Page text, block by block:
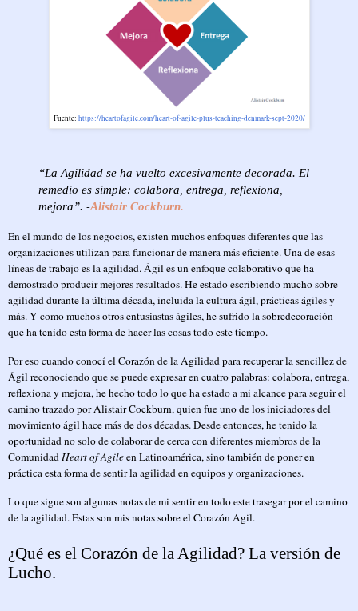
Fuente: https://heartofagile.com/heart-of-agile-plus-teaching-denmark-sept-2020/
“La Agilidad se ha vuelto excesivamente decorada. El
remedio es simple: colabora, entrega, reflexiona,
mejora”. -Alistair Cockburn.
En el mundo de los negocios, existen muchos enfoques diferentes que las
organizaciones utilizan para funcionar de manera más eficiente. Una de esas
líneas de trabajo es la agilidad. Ágil es un enfoque colaborativo que ha
demostrado producir mejores resultados. He estado escribiendo mucho sobre
agilidad durante la última década, incluida la cultura ágil, prácticas ágiles y
más. Y como muchos otros entusiastas ágiles, he sufrido la sobredecoración
que ha tenido esta forma de hacer las cosas todo este tiempo.
Por eso cuando conocí el Corazón de la Agilidad para recuperar la sencillez de
Ágil reconociendo que se puede expresar en cuatro palabras: colabora, entrega,
reflexiona y mejora, he hecho todo lo que ha estado a mi alcance para seguir el
camino trazado por Alistair Cockburn, quien fue uno de los iniciadores del
movimiento ágil hace más de dos décadas. Desde entonces, he tenido la
oportunidad no solo de colaborar de cerca con diferentes miembros de la
ComunidadHeart of Agileen Latinoamérica, sino también de poner en
práctica esta forma de sentir la agilidad en equipos y organizaciones.
Lo que sigue son algunas notas de mi sentir en todo este trasegar por el camino
de la agilidad. Estas son mis notas sobre el Corazón Ágil.
¿Qué es el Corazón de la Agilidad? La versión de
Lucho.